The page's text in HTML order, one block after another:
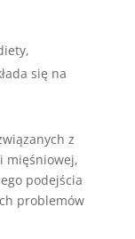
się na
z
mięśniowej,
podejścia
problemów